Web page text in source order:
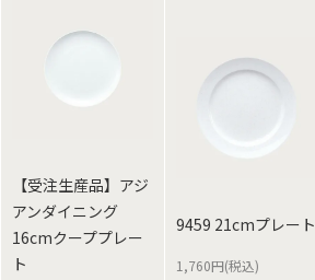
【受注生産品】アジ
アンダイニング
16cmクーププレー
ト
9459 21cmプレート
1,760円(税込)